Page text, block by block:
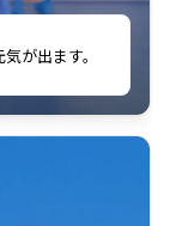
知されるので
のが楽しいで